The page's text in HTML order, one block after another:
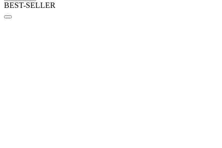
BEST-SELLER